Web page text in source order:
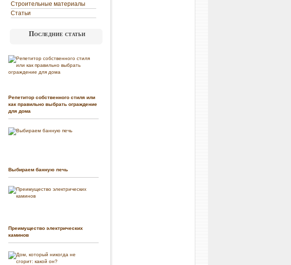
Строительные материалы
Статьи
Последние статьи
Репетитор собственного стиля или
как правильно выбрать ограждение
для дома
Выбираем банную печь
Преимущество электрических
каминов